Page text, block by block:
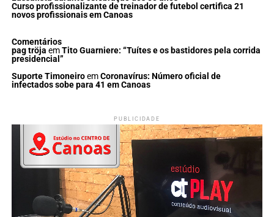
Curso profissionalizante de treinador de futebol certifica 21
novos profissionais em Canoas
Comentários
pag tröja emTito Guarniere: “Tuítes e os bastidores pela corrida
presidencial”
Suporte TimoneiroemCoronavírus: Número oficial de
infectados sobe para 41 em Canoas
PUBLICIDADE